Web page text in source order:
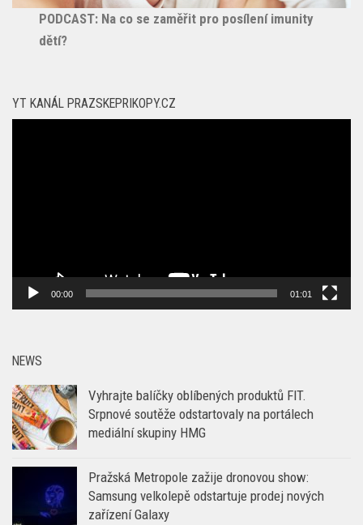
PODCAST: Na co se zaměřit pro posílení imunity
dětí?
YT KANÁL PRAZSKEPRIKOPY.CZ
00:00 01:01
NEWS
Vyhrajte balíčky oblíbených produktů FIT.
Srpnové soutěže odstartovaly na portálech
mediální skupiny HMG
Pražská Metropole zažije dronovou show:
Samsung velkolepě odstartuje prodej nových
zařízení Galaxy